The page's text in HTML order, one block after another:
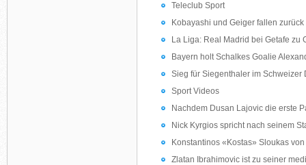
Teleclub Sport
Kobayashi und Geiger fallen
La Liga: Real Madrid bei Getafe zu
Bayern holt Schalkes Goalie
Sieg für Siegenthaler im
Sport Videos
Nachdem Dusan Lajovic die erste
Nick Kyrgios spricht nach seinem
Konstantinos «Kostas» Sloukas
Zlatan Ibrahimovic ist zu seiner